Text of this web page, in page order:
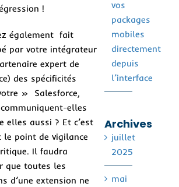
!
également fait
par votre intégrateur
expert de
des spécificités
» Salesforce,
elles
elles aussi ? Et c’est
le point de vigilance
Il faudra
que toutes les
d’une extension ne
vos
packages
mobiles
directement
depuis
l’interface
Archives
juillet
2025
mai